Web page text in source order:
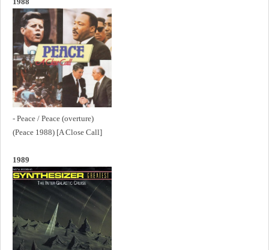
- Peace / Peace (overture)
(Peace 1988) [A Close Call]
1989